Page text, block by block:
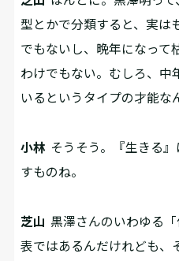
型とかで分類すると、実は
でもないし、晩年になって
わけでもない。むしろ、中
いるというタイプの才能な
小林 そうそう。『生きる
すものね。
芝山 黒澤さんのいわゆる
表ではあるんだけれども、